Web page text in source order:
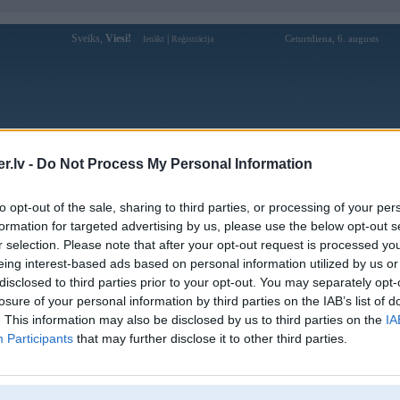
- Do Not Process My Personal Information
opt-out of the sale, sharing to third parties, or processing of your
for targeted advertising by us, please use the below opt-out
selection. Please note that after your opt-out request is processed
interest-based ads based on personal information utilized by us
to third parties prior to your opt-out. You may separately
of your personal information by third parties on the IAB’s list of
This information may also be disclosed by us to third parties on the
Participants that may further disclose it to other third parties.
Sveiks, Viesi! Ienākt Reģistrācija Ceturtdiena, 6. augusts
Forums Galerijas Reģistrācija Lietotāji
Lietotāja royalclubuscom profils
Lietotājvārds:
royalclubuscom
Ziņojumi forumā:
0
Pēdējie ziņojumi forumā